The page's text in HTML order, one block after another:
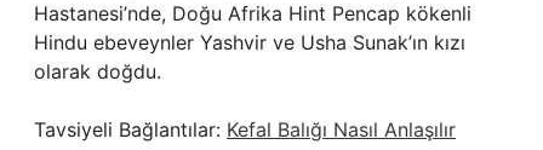
Hastanesi’nde, Doğu Afrika Hint Pencap kökenli
Hindu ebeveynler Yashvir ve Usha Sunak’ın kızı
olarak doğdu.
Tavsiyeli Bağlantılar: Kefal Balığı Nasıl Anlaşılır